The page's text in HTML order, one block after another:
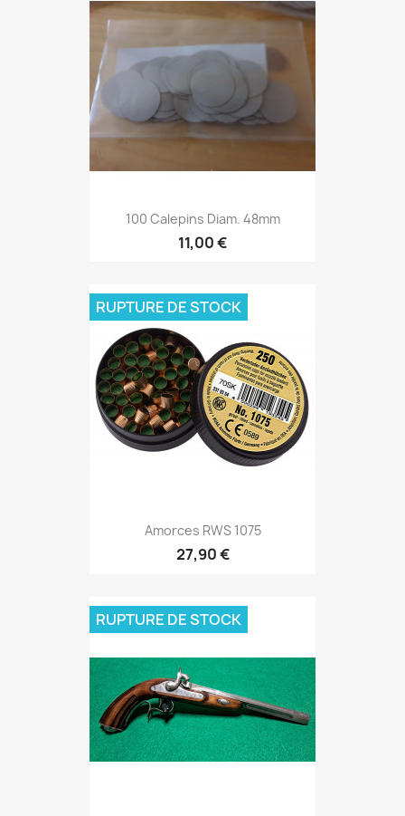
100 Calepins Diam. 48mm
11,00 €
Amorces RWS 1075
27,90 €
RUPTURE DE STOCK
RUPTURE DE STOCK